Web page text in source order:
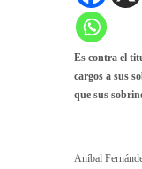
Es contra el
cargos a sus
que sus
Aníbal